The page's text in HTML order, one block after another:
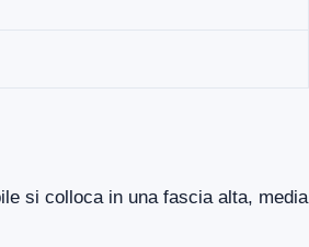
si colloca in una fascia alta, media